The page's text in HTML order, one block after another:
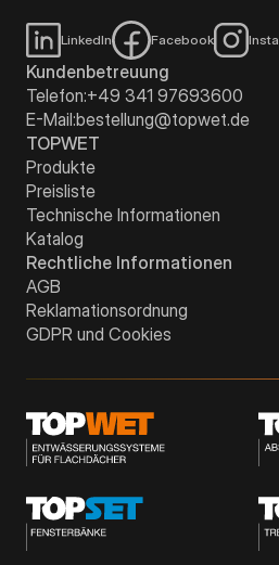
LinkedIn Facebook
Kundenbetreuung
Telefon:+49 341 97693600
E-Mail:bestellung@topwet.de
TOPWET
Produkte
Preisliste
Technische Informationen
Katalog
Rechtliche Informationen
AGB
Reklamationsordnung
GDPR und Cookies